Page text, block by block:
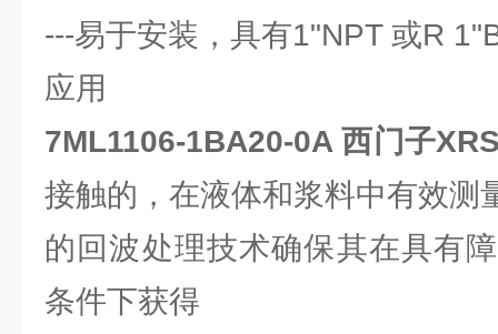
---易于安装，具有1"NPT 或R
应用
7ML1106-1BA20-0A 西门子
接触的，在液体和浆料中有效测
的回波处理技术确保其在具有
条件下获得